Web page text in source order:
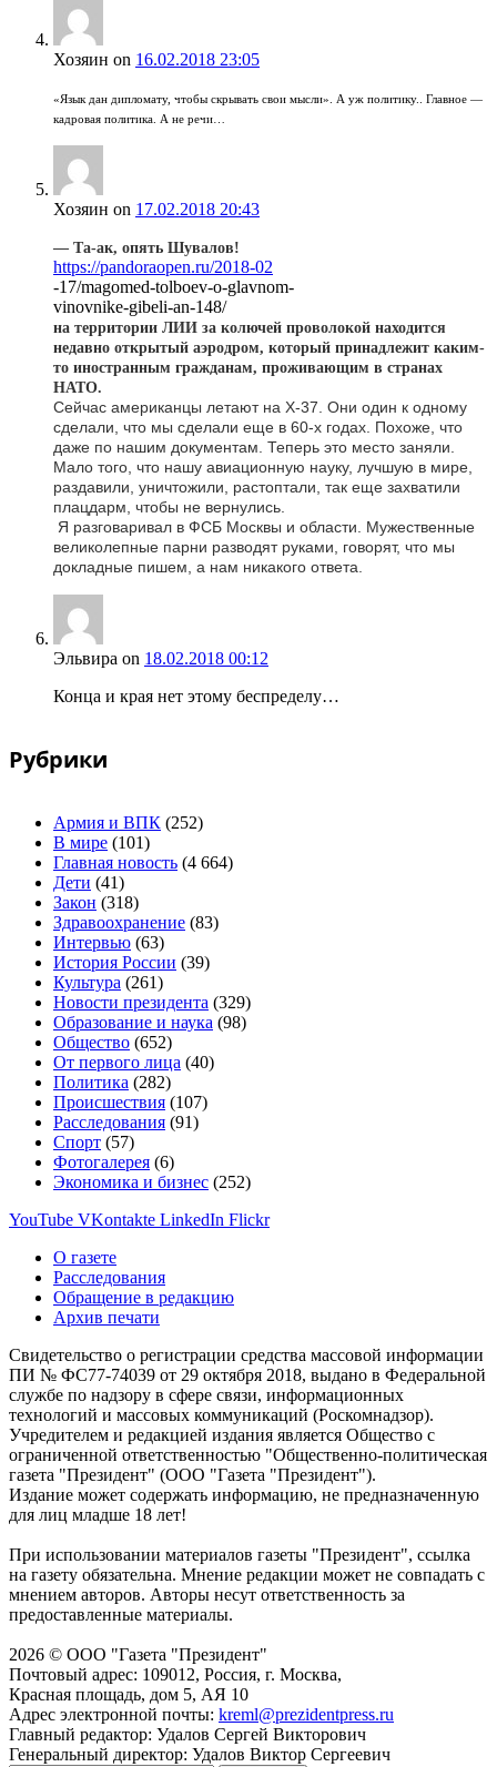
Хозяин on 16.02.2018 23:05
«Язык дан дипломату, чтобы скрывать свои мысли». А уж политику.. Главное —
кадровая политика. А не речи…
Хозяин on 17.02.2018 20:43
— Та-ак, опять Шувалов!
https://pandoraopen.ru/2018-02
-17/magomed-tolboev-o-glavnom-
vinovnike-gibeli-an-148/
на территории ЛИИ за колючей проволокой находится
недавно открытый аэродром, который принадлежит каким-
то иностранным гражданам, проживающим в странах
НАТО.
Сейчас американцы летают на Х-37. Они один к одному
сделали, что мы сделали еще в 60-х годах. Похоже, что
даже по нашим документам. Теперь это место заняли.
Мало того, что нашу авиационную науку, лучшую в мире,
раздавили, уничтожили, растоптали, так еще захватили
плацдарм, чтобы не вернулись.
Я разговаривал в ФСБ Москвы и области. Мужественные
великолепные парни разводят руками, говорят, что мы
докладные пишем, а нам никакого ответа.
Эльвира on 18.02.2018 00:12
Конца и края нет этому беспределу…
Рубрики
Армия и ВПК (252)
В мире (101)
Главная новость (4 664)
Дети (41)
Закон (318)
Здравоохранение (83)
Интервью (63)
История России (39)
Культура (261)
Новости президента (329)
Образование и наука (98)
Общество (652)
От первого лица (40)
Политика (282)
Происшествия (107)
Расследования (91)
Спорт (57)
Фотогалерея (6)
Экономика и бизнес (252)
YouTube VKontakte LinkedIn Flickr
О газете
Расследования
Обращение в редакцию
Архив печати
Свидетельство о регистрации средства массовой информации
ПИ № ФС77-74039 от 29 октября 2018, выдано в Федеральной
службе по надзору в сфере связи, информационных
технологий и массовых коммуникаций (Роскомнадзор).
Учредителем и редакцией издания является Общество с
ограниченной ответственностью "Общественно-политическая
газета "Президент" (ООО "Газета "Президент").
Издание может содержать информацию, не предназначенную
для лиц младше 18 лет!
При использовании материалов газеты "Президент", ссылка
на газету обязательна. Мнение редакции может не совпадать с
мнением авторов. Авторы несут ответственность за
предоставленные материалы.
2026 © ООО "Газета "Президент"
Почтовый адрес: 109012, Россия, г. Москва,
Красная площадь, дом 5, АЯ 10
Адрес электронной почты: kreml@prezidentpress.ru
Главный редактор: Удалов Сергей Викторович
Генеральный директор: Удалов Виктор Сергеевич